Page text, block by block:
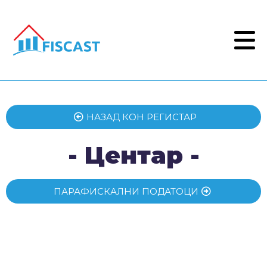
НАЗАД КОН РЕГИСТАР
- Центар -
ПАРАФИСКАЛНИ ПОДАТОЦИ